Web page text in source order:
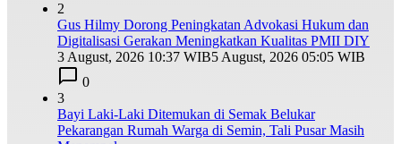
2
Gus Hilmy Dorong Peningkatan Advokasi Hukum dan
Digitalisasi Gerakan Meningkatkan Kualitas PMII DIY
3 August, 2026 10:37 WIB5 August, 2026 05:05 WIB
0
3
Bayi Laki-Laki Ditemukan di Semak Belukar
Pekarangan Rumah Warga di Semin, Tali Pusar Masih